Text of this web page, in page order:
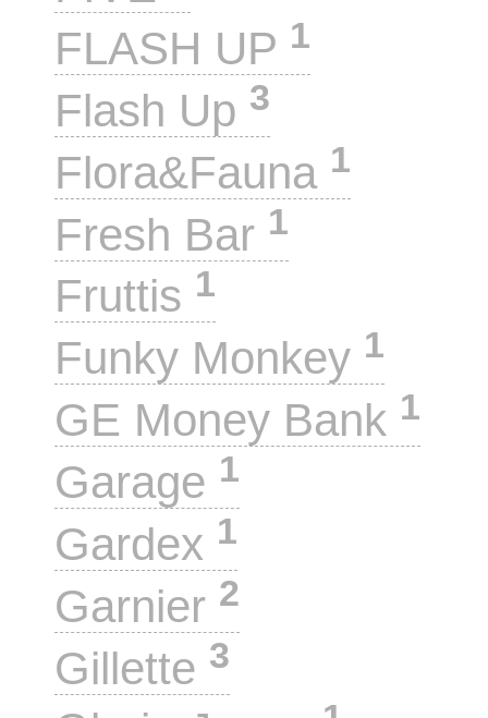
FLASH UP 1
Flash Up 3
Flora&Fauna 1
Fresh Bar 1
Fruttis 1
Funky Monkey 1
GE Money Bank 1
Garage 1
Gardex 1
Garnier 2
Gillette 3